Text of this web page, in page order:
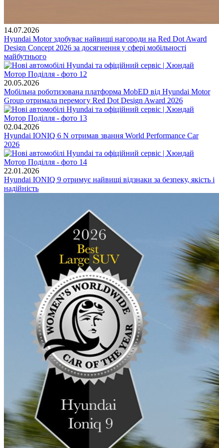
14.07.2026
Hyundai Motor здобуває найвищі нагороди на Red Dot Award
Design Concept 2026 за досягнення у сфері мобільності
майбутнього
20.05.2026
Мобільна роботизована платформа MobED від Hyundai Motor
Group отримала перемогу Red Dot Design Award 2026
02.04.2026
Hyundai IONIQ 6 N отримав звання World Performance Car
2026
22.01.2026
Hyundai IONIQ 9 отримує найвищі відзнаки за безпеку, якість і
надійність